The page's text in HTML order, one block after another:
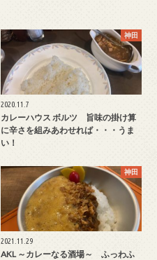
神田
2020.11.7
カレーハウス ボルツ 旨味の掛け算
に辛さを組みあわせれば・・・うま
い！
神田
2021.11.29
AKL ～カレーなる酒場～ ふっわふ